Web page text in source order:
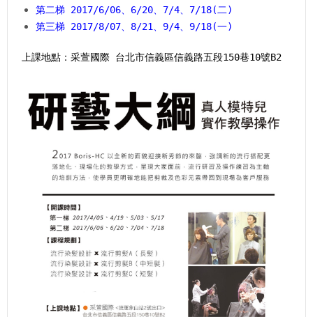
第二梯 2017/6/06、6/20、7/4、7/18(二)
第三梯 2017/8/07、8/21、9/4、9/18(一)
上課地點：采萱國際 台北市信義區信義路五段150巷10號B2